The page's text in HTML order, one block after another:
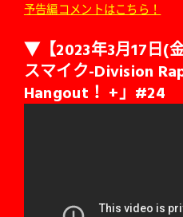
予告編コメントはこちら！
▼【2023年3月17日(
スマイク-Division
Hangout！ +」#24